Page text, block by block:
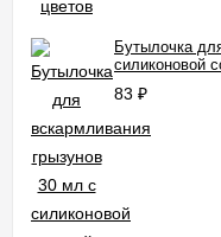
Бутылочка
силиконовой
83 ₽